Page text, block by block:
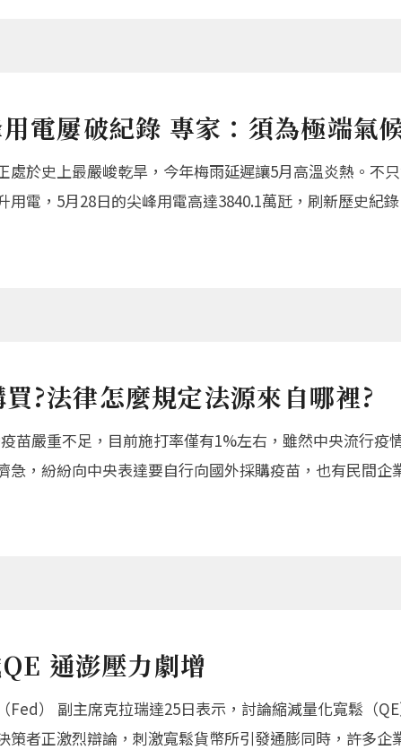
電屢破紀錄 專家：須為極端氣
處於史上最嚴峻乾旱，今年梅雨延遲讓5月高溫炎熱。不
電，5月28日的尖峰用電高達3840.1萬瓩，刷新歷史紀錄
?法律怎麼規定法源來自哪裡?
苗嚴重不足，目前施打率僅有1%左右，雖然中央流行
急，紛紛向中央表達要自行向國外採購疫苗，也有民間企
通澎壓力劇增
Fed） 副主席克拉瑞達25日表示，討論縮減量化寬鬆（
策者正激烈辯論，刺激寬鬆貨幣所引發通膨同時，許多